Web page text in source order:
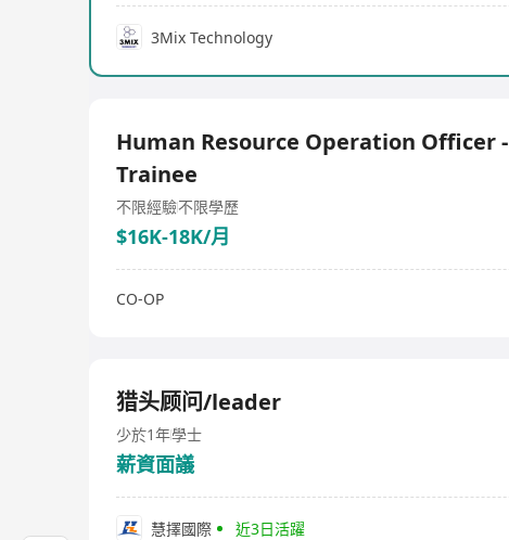
3Mix Technology
Human Resource Operation Officer -
Trainee
不限經驗不限學歷
$16K-18K/月
CO-OP
猎头顾问/leader
少於1年學士
薪資面議
慧擇國際 近3日活躍